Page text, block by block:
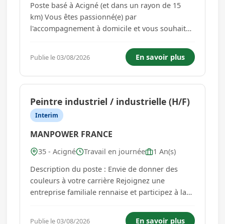
Poste basé à Acigné (et dans un rayon de 15
km) Vous êtes passionné(e) par
l'accompagnement à domicile et vous souhaitez
Rejoignez-nous en tant qu'ASSISTANT(E) DE VIE !
Votre mission, si vous l'acceptez : Auprès de
particuliers à leur domi...
Publie le 03/08/2026 En savoir plus
Peintre industriel / industrielle (H/F)
Interim
MANPOWER FRANCE
35 - Acigné Travail en journée
1 An(s)
Description du poste : Envie de donner des
couleurs à votre carrière Rejoignez une
entreprise familiale rennaise et participez à la
manutention de haute qualité Manpower
Publie le 03/08/2026 En savoir plus